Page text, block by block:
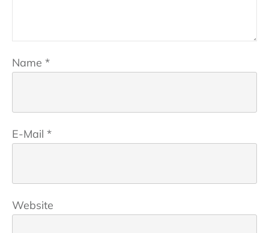
Name *
E-Mail *
Website